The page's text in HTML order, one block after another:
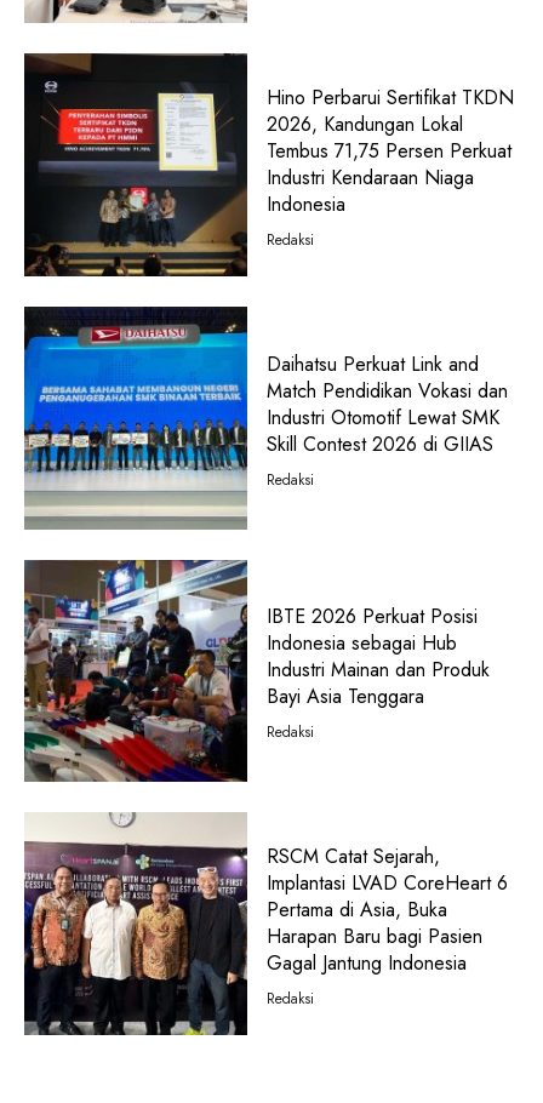
Hino Perbarui Sertifikat TKDN
2026, Kandungan Lokal
Tembus 71,75 Persen Perkuat
Industri Kendaraan Niaga
Indonesia
Redaksi
Daihatsu Perkuat Link and
Match Pendidikan Vokasi dan
Industri Otomotif Lewat SMK
Skill Contest 2026 di GIIAS
Redaksi
IBTE 2026 Perkuat Posisi
Indonesia sebagai Hub
Industri Mainan dan Produk
Bayi Asia Tenggara
Redaksi
RSCM Catat Sejarah,
Implantasi LVAD CoreHeart 6
Pertama di Asia, Buka
Harapan Baru bagi Pasien
Gagal Jantung Indonesia
Redaksi